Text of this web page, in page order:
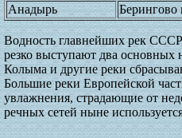
Анадырь
Берингово
Водность главнейших рек
резко выступают два
Колыма и другие реки
Большие реки Европейской
увлажнения, страдающие от
речных сетей ныне